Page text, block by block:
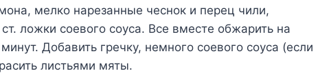
мелко нарезанные чеснок и перец чили,
ложки соевого соуса. Все вместе обжарить на
Добавить гречку, немного соевого соуса (если
листьями мяты.